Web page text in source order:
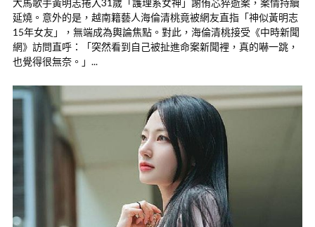
延燒。意外的是，越南籍藝人海倫清桃竟被網友直指「神似黃明志
15年女友」，無端成為輿論焦點。對此，海倫清桃接受《中時新聞
網》訪問直呼：「突然看到自己被扯進命案新聞裡，真的嚇一跳，
也覺得很無奈。」...